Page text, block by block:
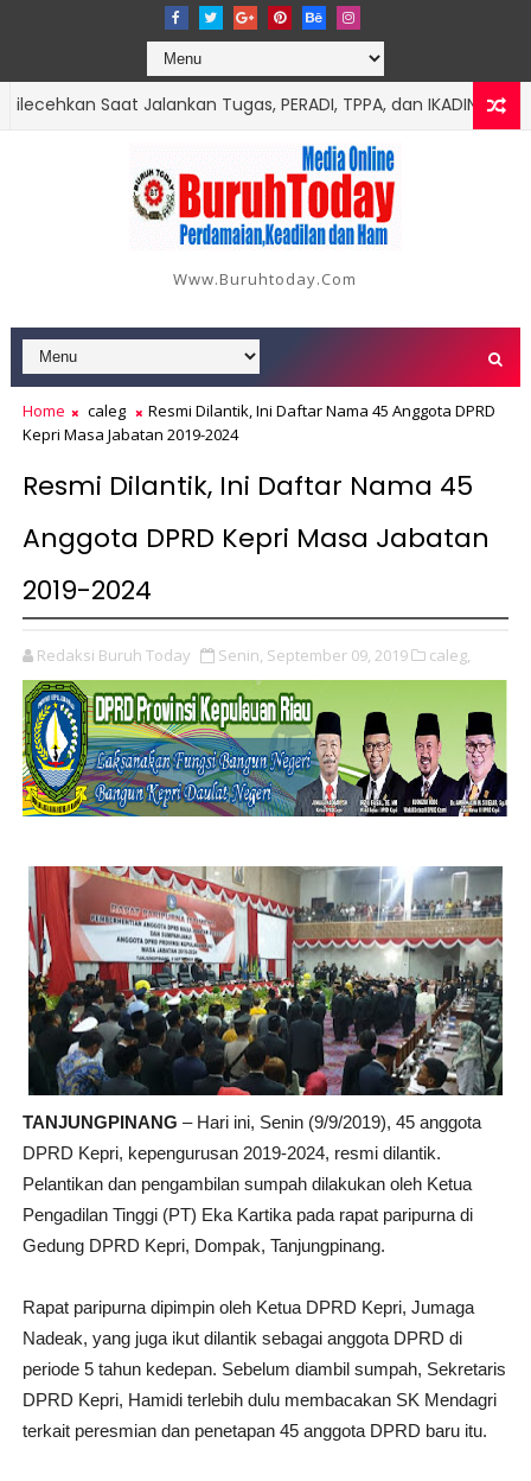
Saat Jalankan Tugas, PERADI, TPPA, dan IKADIN Desak
Jadi 18 Orang, Berikut Data dan Kronologinya
Www.buruhtoday.com
Home caleg
Resmi Dilantik, Ini Daftar Nama 45 Anggota DPRD
Kepri Masa Jabatan 2019-2024
Resmi Dilantik, Ini Daftar Nama 45
Anggota DPRD Kepri Masa Jabatan
2019-2024
Redaksi Buruh Today Senin, September 09, 2019 caleg,
TANJUNGPINANG – Hari ini, Senin (9/9/2019), 45 anggota
DPRD Kepri, kepengurusan 2019-2024, resmi dilantik.
Pelantikan dan pengambilan sumpah dilakukan oleh Ketua
Pengadilan Tinggi (PT) Eka Kartika pada rapat paripurna di
Gedung DPRD Kepri, Dompak, Tanjungpinang.
Rapat paripurna dipimpin oleh Ketua DPRD Kepri, Jumaga
Nadeak, yang juga ikut dilantik sebagai anggota DPRD di
periode 5 tahun kedepan. Sebelum diambil sumpah, Sekretaris
DPRD Kepri, Hamidi terlebih dulu membacakan SK Mendagri
terkait peresmian dan penetapan 45 anggota DPRD baru itu.